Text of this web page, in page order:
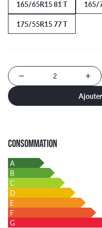
165/65R15 81 T
165/
175/55R15 77 T
Nombre de
CONSOMMATION
A
B
C
D
E
F
G